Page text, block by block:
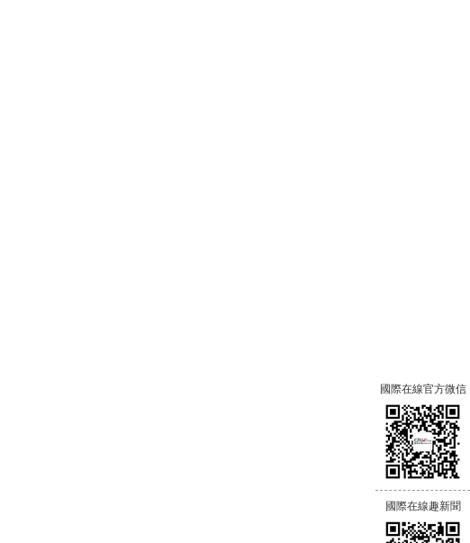
國際在線官方微信
國際在線趣新聞